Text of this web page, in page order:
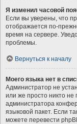
Я изменил часовой
Если вы уверены, что
отображается по-
время на сервере.
проблемы.
Вернуться к началу
Моего языка нет в
Администратор не
или же просто никто не
администратора
языковой пакет. Если
можете перевести